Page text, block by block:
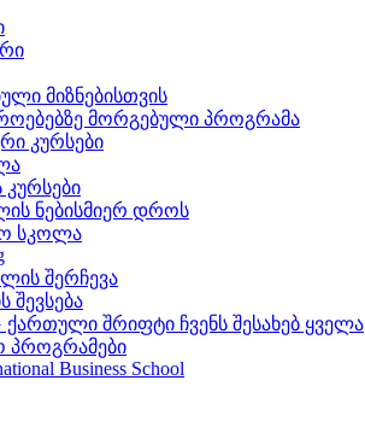
მიზნებისთვის
მორგებული პროგრამა
კურსები
კურსები
ნებისმიერ დროს
სკოლა
შერჩევა
შევსება
ქართული შრიფტი ჩვენს შესახებ ყველა
პროგრამები
Business School